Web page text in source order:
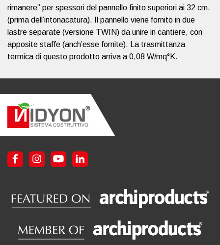
rimanere” per spessori del pannello finito superiori ai 32 cm.
(prima dell’intonacatura). Il pannello viene fornito in due
lastre separate (versione TWIN) da unire in cantiere, con
apposite staffe (anch’esse fornite). La trasmittanza
termica di questo prodotto arriva a 0,08 W/mq°K.